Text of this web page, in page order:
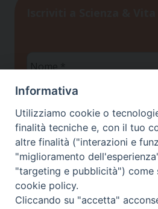
*
Cognome
*
Email
*
Informativa
Utilizziamo cookie o
finalità tecniche e, con il tuo
altre finalità ("interazioni e
"miglioramento
"targeting e pubblicità") come
cookie policy.
Cliccando su "accetta"